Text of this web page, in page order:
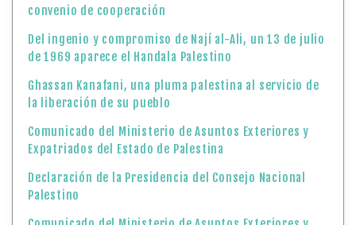
convenio de cooperación
Del ingenio y compromiso de Nají al-Ali, un 13 de julio
de 1969 aparece el Handala Palestino
Ghassan Kanafani, una pluma palestina al servicio de
la liberación de su pueblo
Comunicado del Ministerio de Asuntos Exteriores y
Expatriados del Estado de Palestina
Declaración de la Presidencia del Consejo Nacional
Palestino